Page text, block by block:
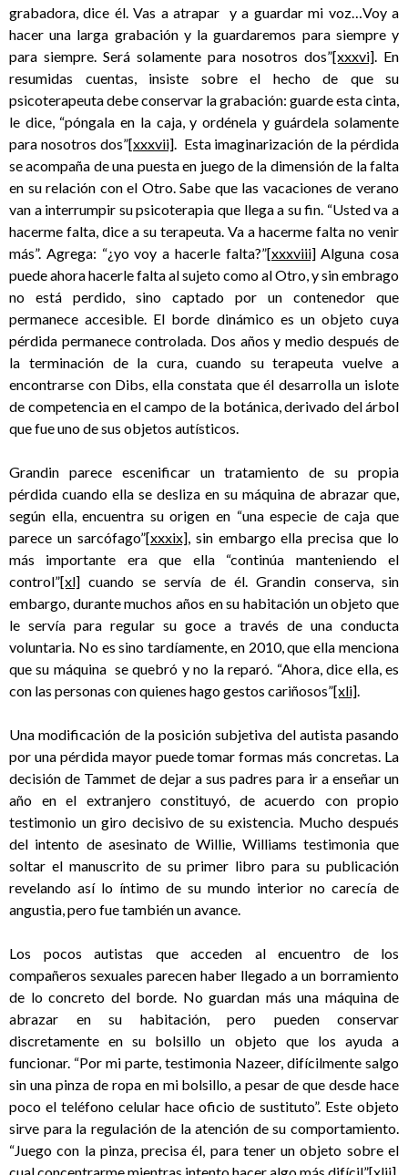
grabadora, dice él. Vas a atrapar y a guardar mi voz…Voy a
hacer una larga grabación y la guardaremos para siempre y
para siempre. Será solamente para nosotros dos”[xxxvi]. En
resumidas cuentas, insiste sobre el hecho de que su
psicoterapeuta debe conservar la grabación: guarde esta cinta,
le dice, “póngala en la caja, y ordénela y guárdela solamente
para nosotros dos”[xxxvii]. Esta imaginarización de la pérdida
se acompaña de una puesta en juego de la dimensión de la falta
en su relación con el Otro. Sabe que las vacaciones de verano
van a interrumpir su psicoterapia que llega a su fin. “Usted va a
hacerme falta, dice a su terapeuta. Va a hacerme falta no venir
más”. Agrega: “¿yo voy a hacerle falta?”[xxxviii]Alguna cosa
puede ahora hacerle falta al sujeto como al Otro, y sin embrago
no está perdido, sino captado por un contenedor que
permanece accesible. El borde dinámico es un objeto cuya
pérdida permanece controlada. Dos años y medio después de
la terminación de la cura, cuando su terapeuta vuelve a
encontrarse con Dibs, ella constata que él desarrolla un islote
de competencia en el campo de la botánica, derivado del árbol
que fue uno de sus objetos autísticos.
Grandin parece escenificar un tratamiento de su propia
pérdida cuando ella se desliza en su máquina de abrazar que,
según ella, encuentra su origen en “una especie de caja que
parece un sarcófago”[xxxix], sin embargo ella precisa que lo
más importante era que ella “continúa manteniendo el
control”[xl] cuando se servía de él. Grandin conserva, sin
embargo, durante muchos años en su habitación un objeto que
le servía para regular su goce a través de una conducta
voluntaria. No es sino tardíamente, en 2010, que ella menciona
que su máquina se quebró y no la reparó. “Ahora, dice ella, es
con las personas con quienes hago gestos cariñosos”[xli].
Una modificación de la posición subjetiva del autista pasando
por una pérdida mayor puede tomar formas más concretas. La
decisión de Tammet de dejar a sus padres para ir a enseñar un
año en el extranjero constituyó, de acuerdo con propio
testimonio un giro decisivo de su existencia. Mucho después
del intento de asesinato de Willie, Williams testimonia que
soltar el manuscrito de su primer libro para su publicación
revelando así lo íntimo de su mundo interior no carecía de
angustia, pero fue también un avance.
Los pocos autistas que acceden al encuentro de los
compañeros sexuales parecen haber llegado a un borramiento
de lo concreto del borde. No guardan más una máquina de
abrazar en su habitación, pero pueden conservar
discretamente en su bolsillo un objeto que los ayuda a
funcionar. “Por mi parte, testimonia Nazeer, difícilmente salgo
sin una pinza de ropa en mi bolsillo, a pesar de que desde hace
poco el teléfono celular hace oficio de sustituto”. Este objeto
sirve para la regulación de la atención de su comportamiento.
“Juego con la pinza, precisa él, para tener un objeto sobre el